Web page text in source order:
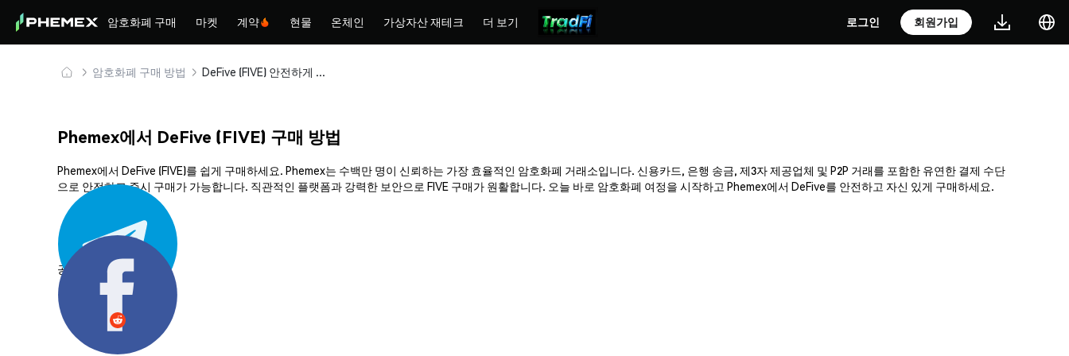
암호화폐 구매 마켓 계약 현물 온체인 가상자산 재테크 더 보기 로그인 회원가입
암호화폐 구매 방법 DeFive (FIVE) 안전하게 구매 및 보관
Phemex에서 DeFive (FIVE) 구매 방법
Phemex에서 DeFive (FIVE)를 쉽게 구매하세요. Phemex는 수백만 명이 신뢰하는 가장 효율적인 암호화폐 거래소입니다. 신용카드, 은행 송금, 제3자 제공업체 및 P2P 거래를 포함한 유연한 결제 수단
으로 안전하고 즉시 구매가 가능합니다. 직관적인 플랫폼과 강력한 보안으로 FIVE 구매가 원활합니다. 오늘 바로 암호화폐 여정을 시작하고 Phemex에서 DeFive를 안전하고 자신 있게 구매하세요.
공유하기: